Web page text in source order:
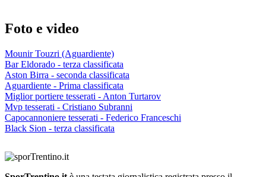
Foto e video
Mounir Touzri (Aguardiente)
Bar Eldorado - terza classificata
Aston Birra - seconda classificata
Aguardiente - Prima classificata
Miglior portiere tesserati - Anton Turtarov
Mvp tesserati - Cristiano Subranni
Capocannoniere tesserati - Federico Franceschi
Black Sion - terza classificata